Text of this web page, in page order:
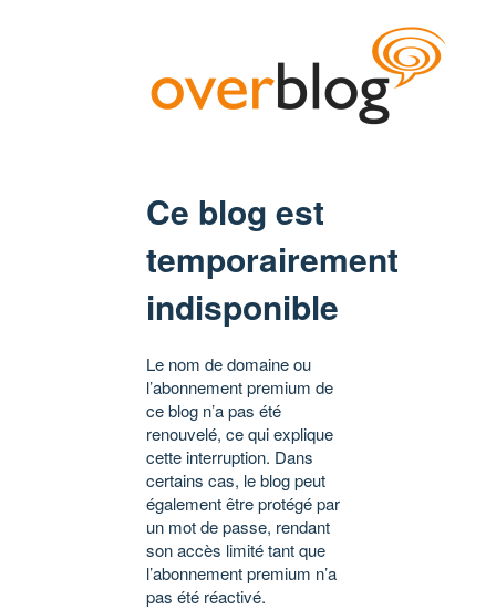
Ce blog est
temporairement
indisponible
Le nom de domaine ou
l’abonnement premium de
ce blog n’a pas été
renouvelé, ce qui explique
cette interruption. Dans
certains cas, le blog peut
également être protégé par
un mot de passe, rendant
son accès limité tant que
l’abonnement premium n’a
pas été réactivé.